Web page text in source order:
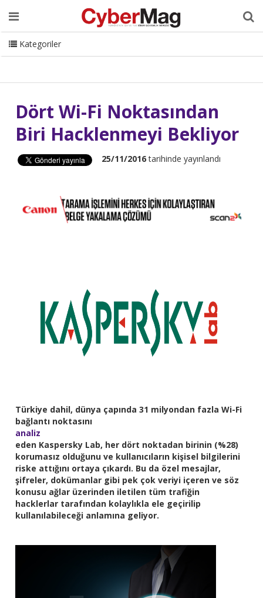
Ana Sayfa Hakkımızda Dergi Editörden
Danışmanlık
ISC Turkey Sizden Gelenler
İletişim
CyberMag Logo
Kategoriler
Dört Wi-Fi Noktasından
Biri Hacklenmeyi Bekliyor
25/11/2016tarihinde yayınlandı
Türkiye dahil, dünya çapında 31 milyondan fazla Wi-Fi
bağlantı noktasını
analiz
eden Kaspersky Lab, her dört noktadan birinin (%28)
korumasız olduğunu ve kullanıcıların kişisel bilgilerini
riske attığını ortaya çıkardı. Bu da özel mesajlar,
şifreler, dokümanlar gibi pek çok veriyi içeren ve söz
konusu ağlar üzerinden iletilen tüm trafiğin
hacklerlar tarafından kolaylıkla ele geçirilip
kullanılabileceği anlamına geliyor.